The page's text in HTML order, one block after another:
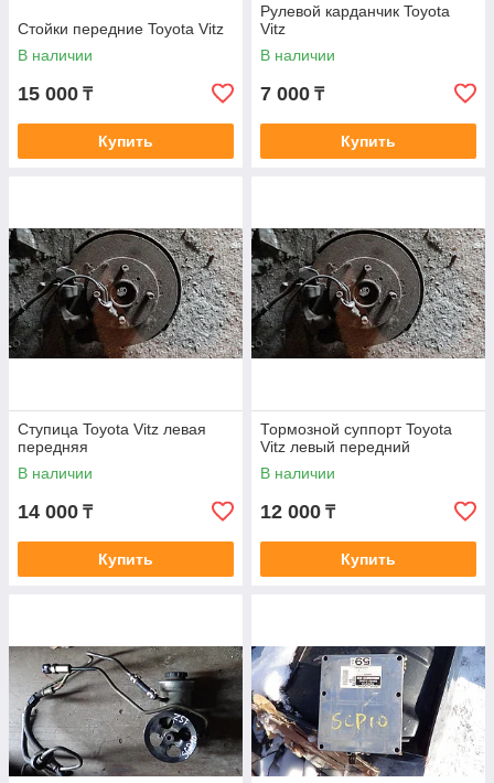
Стойки передние Toyota Vitz
В наличии
15 000 ₸
Купить
Рулевой карданчик Toyota
Vitz
В наличии
7 000 ₸
Купить
Ступица Toyota Vitz левая
передняя
В наличии
14 000 ₸
Купить
Тормозной суппорт Toyota
Vitz левый передний
В наличии
12 000 ₸
Купить